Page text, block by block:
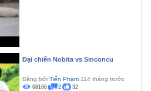
Đại chiến Nobita vs Sinconcu
Đăng bởi Tiến Phạm 114 tháng trước
68166 2 32